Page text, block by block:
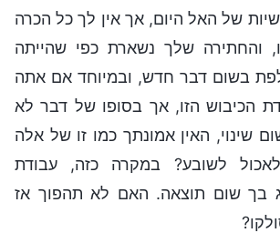
של האל היום, אך אין לך כל הכרה
והחתירה שלך נשארת כפי שהייתה
בשום דבר חדש, ובמיוחד אם אתה
הכיבוש הזו, אך בסופו של דבר לא
שינוי, האין אמונתך כמו זו של אלה
לשובע? במקרה כזה, עבודת
בך שום תוצאה. האם לא תהפוך אז